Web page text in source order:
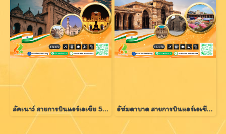
ลัคเนาว์ สายการบินแอร์เอเชีย 5 วัน 3 คืน อัห์มดาบาด สายการบินแอร์เอเชีย 5 วัน 3 คืน